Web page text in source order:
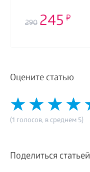
290 245
Оцените статью
(1 голосов, в среднем 5)
Поделиться статьей